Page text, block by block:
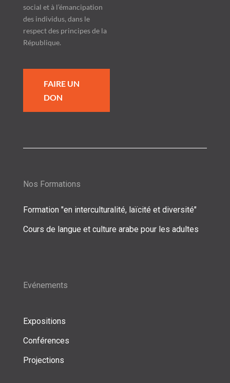
social et à l’émancipation
des individus, dans le
respect des principes de la
République.
FAIRE UN
DON
Nos Formations
Formation "en interculturalité, laïcité et diversité"
Cours de langue et culture arabe pour les adultes
Evénements
Expositions
Conférences
Projections